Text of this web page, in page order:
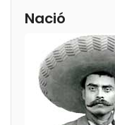
Nació